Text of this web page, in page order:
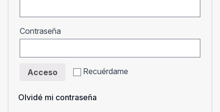
Contraseña
Recuérdame
Acceso
Olvidé mi contraseña